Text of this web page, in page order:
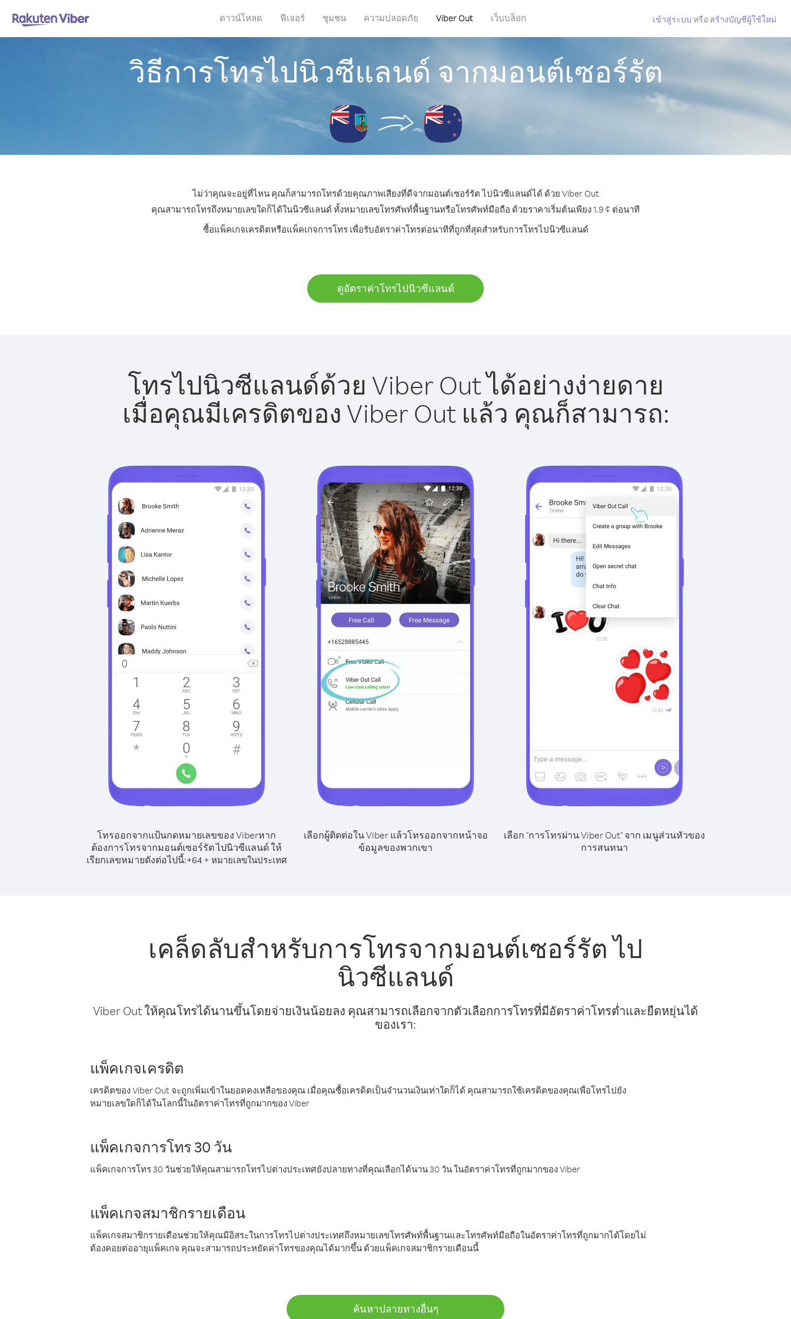
ดาวน์โหลด ฟีเจอร์ ชุมชน ความปลอดภัย Viber Out เว็บบล็อก เข้าสู่ระบบ หรือ สร้างบัญชีผู้ใช้ใหม่
วิธีการโทรไปนิวซีแลนด์ จากมอนต์เซอร์รัต
ไม่ว่าคุณจะอยู่ที่ไหน คุณก็สามารถโทรด้วยคุณภาพเสียงที่ดีจากมอนต์เซอร์รัต ไปนิวซีแลนด์ได้ ด้วย Viber Out
คุณสามารถโทรถึงหมายเลขใดก็ได้ในนิวซีแลนด์ ทั้งหมายเลขโทรศัพท์พื้นฐานหรือโทรศัพท์มือถือ ด้วยราคาเริ่มต้นเพียง 1.9 ¢ ต่อนาที
ซื้อแพ็คเกจเครดิตหรือแพ็คเกจการโทร เพื่อรับอัตราค่าโทรต่อนาทีที่ถูกที่สุดสำหรับการโทรไปนิวซีแลนด์
ดูอัตราค่าโทรไปนิวซีแลนด์
โทรไปนิวซีแลนด์ด้วย Viber Out ได้อย่างง่ายดาย
เมื่อคุณมีเครดิตของ Viber Out แล้ว คุณก็สามารถ:
โทรออกจากแป้นกดหมายเลขของ Viberหาก
ต้องการโทรจากมอนต์เซอร์รัต ไปนิวซีแลนด์ ให้
เรียกเลขหมายดังต่อไปนี้:+64+ หมายเลขในประเทศ
เลือกผู้ติดต่อใน Viber แล้วโทรออกจากหน้าจอ
ข้อมูลของพวกเขา
เลือก "การโทรผ่าน Viber Out" จาก เมนูส่วนหัวของ
การสนทนา
เคล็ดลับสำหรับการโทรจากมอนต์เซอร์รัต ไป
นิวซีแลนด์
Viber Out ให้คุณโทรได้นานขึ้นโดยจ่ายเงินน้อยลง คุณสามารถเลือกจากตัวเลือกการโทรที่มีอัตราค่าโทรต่ำและยืดหยุ่นได้
ของเรา:
แพ็คเกจเครดิต
เครดิตของ Viber Out จะถูกเพิ่มเข้าในยอดคงเหลือของคุณ เมื่อคุณซื้อเครดิตเป็นจำนวนเงินเท่าใดก็ได้ คุณสามารถใช้เครดิตของคุณเพื่อโทรไปยัง
หมายเลขใดก็ได้ในโลกนี้ในอัตราค่าโทรที่ถูกมากของ Viber
แพ็คเกจการโทร 30 วัน
แพ็คเกจการโทร 30 วันช่วยให้คุณสามารถโทรไปต่างประเทศยังปลายทางที่คุณเลือกได้นาน 30 วัน ในอัตราค่าโทรที่ถูกมากของ Viber
แพ็คเกจสมาชิกรายเดือน
แพ็คเกจสมาชิกรายเดือนช่วยให้คุณมีอิสระในการโทรไปต่างประเทศถึงหมายเลขโทรศัพท์พื้นฐานและโทรศัพท์มือถือในอัตราค่าโทรที่ถูกมากได้โดยไม่
ต้องคอยต่ออายุแพ็คเกจ คุณจะสามารถประหยัดค่าโทรของคุณได้มากขึ้น ด้วยแพ็คเกจสมาชิกรายเดือนนี้
ค้นหาปลายทางอื่นๆ